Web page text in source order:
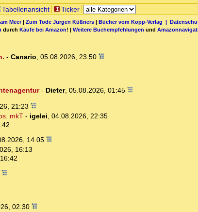
Tabellenansicht Ticker
Meer| Zum Tode Jürgen Küßners| Bücher vom Kopp-Verlag |
durch Käufe bei Amazon! | Weitere Buchempfehlungen und
- Canario, 05.08.2026, 23:50
- Dieter, 05.08.2026, 01:45
21:23
mkT- igelei, 04.08.2026, 22:35
14:05
16:13
02:30